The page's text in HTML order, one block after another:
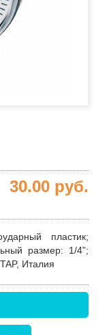
30.00 руб.
пластик;
размер: 1/4”;
Италия